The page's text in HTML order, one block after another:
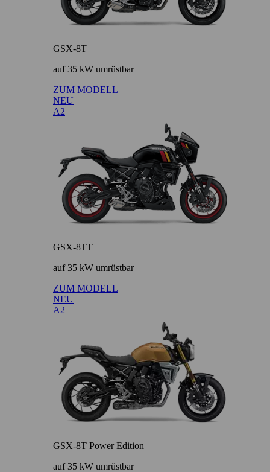
GSX-8T
auf 35 kW umrüstbar
ZUM MODELL
NEU
A2
GSX-8TT
auf 35 kW umrüstbar
ZUM MODELL
NEU
A2
GSX-8T Power Edition
auf 35 kW umrüstbar